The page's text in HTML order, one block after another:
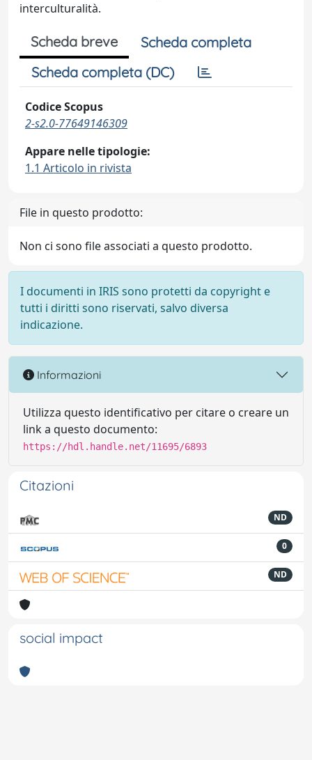
interculturalità.
Scheda breve
Scheda completa
Scheda completa (DC)
Codice Scopus
2-s2.0-77649146309
Appare nelle tipologie:
1.1 Articolo in rivista
File in questo prodotto:
Non ci sono file associati a questo prodotto.
I documenti in IRIS sono protetti da copyright e
tutti i diritti sono riservati, salvo diversa
indicazione.
Informazioni
Utilizza questo identificativo per citare o creare un
link a questo documento:
https://hdl.handle.net/11695/6893
Citazioni
ND
0
ND
social impact